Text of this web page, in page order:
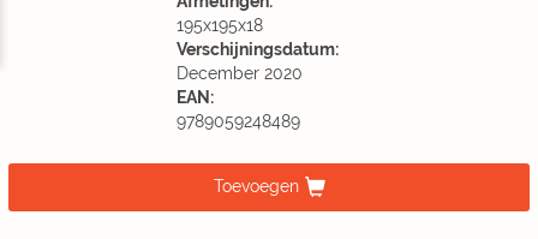
195x195x18
Verschijningsdatum:
December 2020
EAN:
9789059248489
Toevoegen